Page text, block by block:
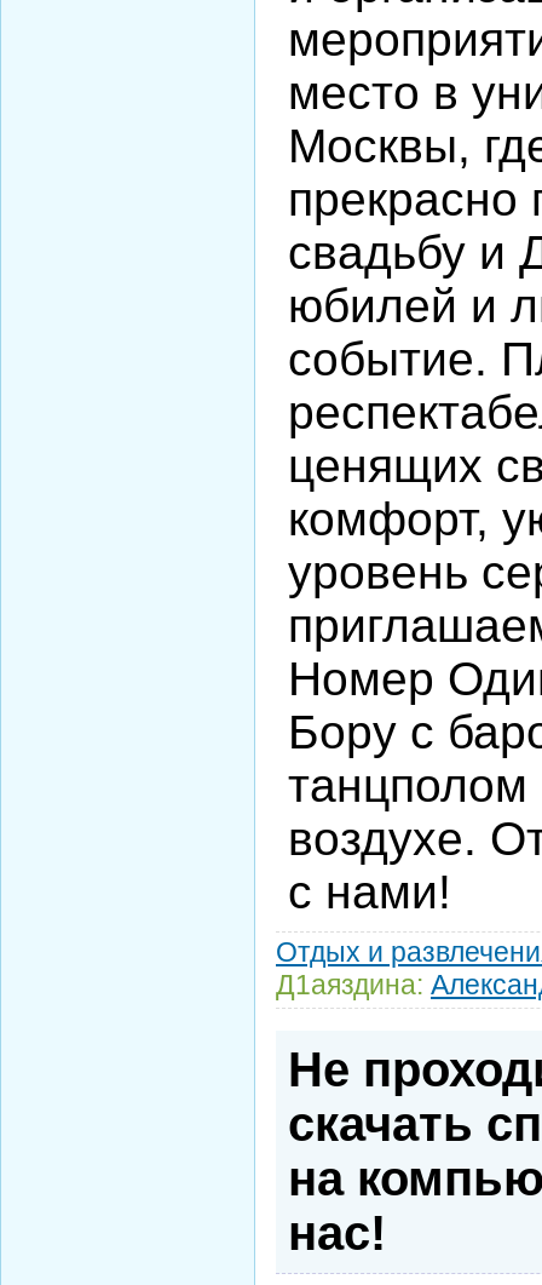
место в
Москвы,
прекрасно
свадьбу и
юбилей и
событие.
ценящих
комфорт,
уровень
Номер
Бору с
танцполом
воздухе.
с нами!
Отдых и
Д1аяздина:
Не
скачать
на
нас!